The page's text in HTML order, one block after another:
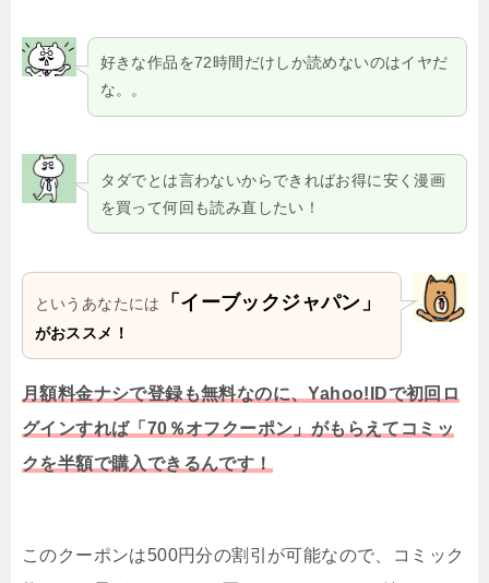
好きな作品を72時間だけしか読めないのはイヤだ
な。。
タダでとは言わないからできればお得に安く漫画
を買って何回も読み直したい！
というあなたには 「イーブックジャパン」
がおススメ！
月額料金ナシで登録も無料なのに、Yahoo!IDで初回ロ
グインすれば「 70％オフクーポン 」がもらえてコミッ
クを半額で購入できるんです！
このクーポンは500円分の割引が可能なので、コミック